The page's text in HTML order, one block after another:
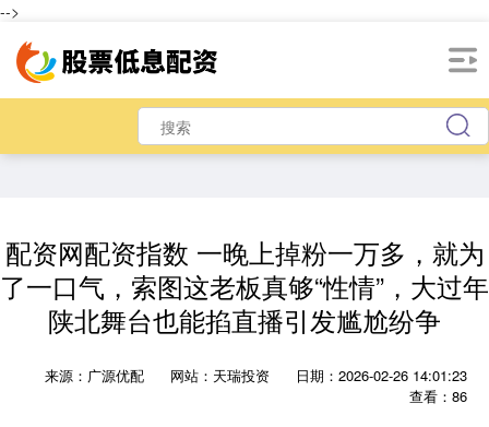
-->
配资网配资指数 一晚上掉粉一万多，就为
了一口气，索图这老板真够“性情”，大过年
陕北舞台也能掐直播引发尴尬纷争
来源：广源优配 网站：天瑞投资
日期：2026-02-26 14:01:23
查看：86